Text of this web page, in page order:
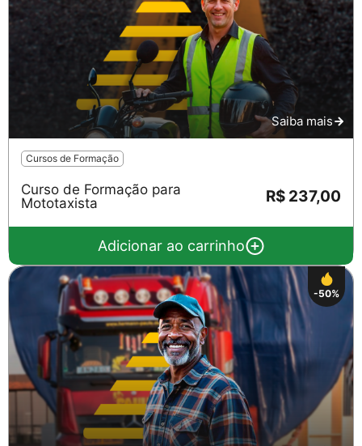
Saiba mais
Cursos de Formação
Curso de Formação para
Mototaxista
R$ 237,00
Adicionar ao carrinho
-50%